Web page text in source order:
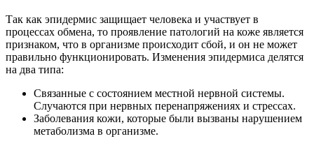
Так как эпидермис защищает человека и участвует в
процессах обмена, то проявление патологий на коже является
признаком, что в организме происходит сбой, и он не может
правильно функционировать. Изменения эпидермиса делятся
на два типа:
Связанные с состоянием местной нервной системы.
Случаются при нервных перенапряжениях и стрессах.
Заболевания кожи, которые были вызваны нарушением
метаболизма в организме.